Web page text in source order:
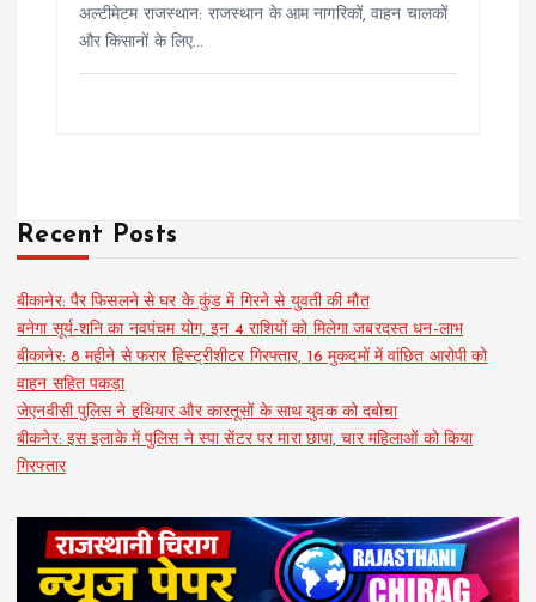
अल्टीमेटम राजस्थान: राजस्थान के आम नागरिकों, वाहन चालकों
और किसानों के लिए…
Recent Posts
बीकानेर: पैर फिसलने से घर के कुंड में गिरने से युवती की मौत
बनेगा सूर्य-शनि का नवपंचम योग, इन 4 राशियों को मिलेगा जबरदस्त धन-लाभ
बीकानेर: 8 महीने से फरार हिस्ट्रीशीटर गिरफ्तार, 16 मुकदमों में वांछित आरोपी को
वाहन सहित पकड़ा
जेएनवीसी पुलिस ने हथियार और कारतूसों के साथ युवक को दबोचा
बीकनेर: इस इलाके में पुलिस ने स्पा सेंटर पर मारा छापा, चार महिलाओं को किया
गिरफ्तार